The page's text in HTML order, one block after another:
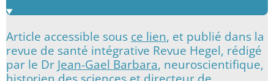
Article accessible sous ce lien, et publié dans la
revue de santé intégrative Revue Hegel, rédigé
par le Dr Jean-Gael Barbara, neuroscientifique,